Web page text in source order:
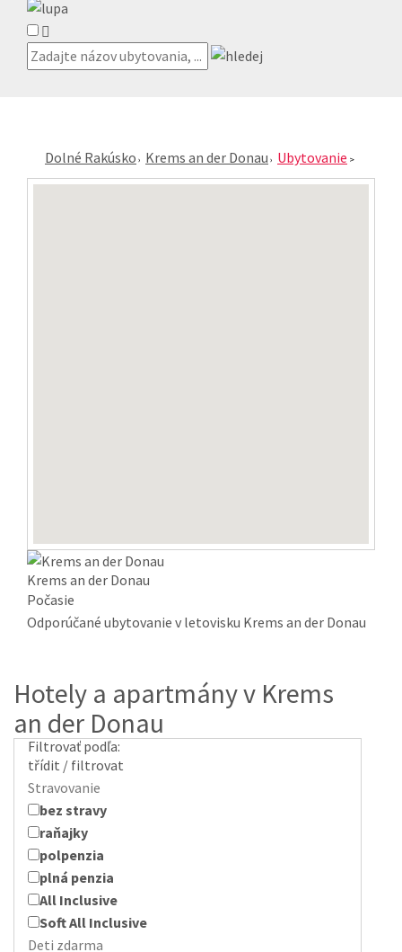
Dolné Rakúsko Krems an der Donau Ubytovanie
Krems an der Donau
Počasie
Odporúčané ubytovanie v letovisku Krems an der Donau
Hotely a apartmány v Krems
an der Donau
Filtrovať podľa:
třídit / filtrovat
Stravovanie
bez stravy
raňajky
polpenzia
plná penzia
All Inclusive
Soft All Inclusive
Deti zdarma